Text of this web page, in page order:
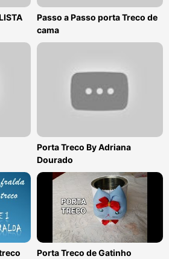
Passo a Passo porta Treco de
cama
Porta Treco By Adriana
Dourado
Porta Treco de Gatinho